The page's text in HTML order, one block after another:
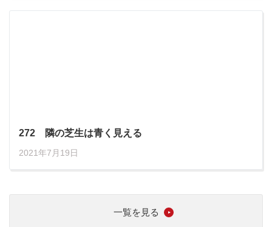
一覧を見る
272 隣の芝生は青く見える
2021年7月19日